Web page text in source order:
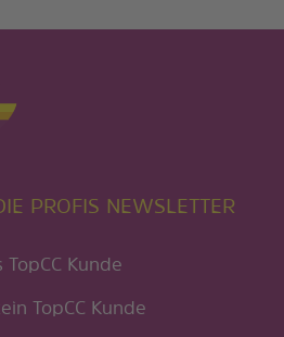
PROFIS NEWSLETTER
Kunde
TopCC Kunde